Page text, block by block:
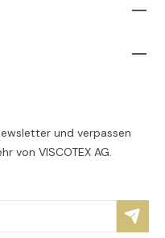
und verpassen
von VISCOTEX AG.